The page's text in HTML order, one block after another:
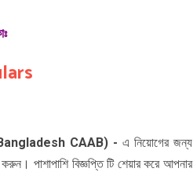
Bangladesh CAAB) - এ নিয়োগের জন্য
পাশাপাশি বিজ্ঞপ্তি টি শেয়ার করে আপনার